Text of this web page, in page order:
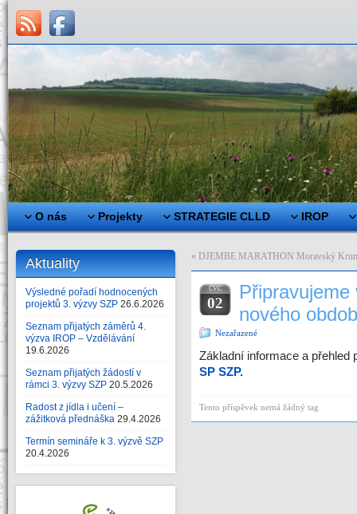
O nás Projekty STRATEGIE CLLD IROP
Aktuality
Výsledné pořadí hodnocených
projektů 3. výzvy SZP 26.6.2026
Seznam přijatých záměrů 4.
výzva IROP – Vzdělávání
19.6.2026
Seznam přijatých žádostí v
rámci 3. výzvy SZP 20.5.2026
Radost z jídla i učení –
zážitková přednáška 29.4.2026
Termín semináře k 3. výzvě SZP
20.4.2026
« DJEMBE MARATHON Moravský
ČVC
02
nového
Nezařazené
Základní informace a přehled
SP SZP.
Tento příspěvek nemá žádný tag